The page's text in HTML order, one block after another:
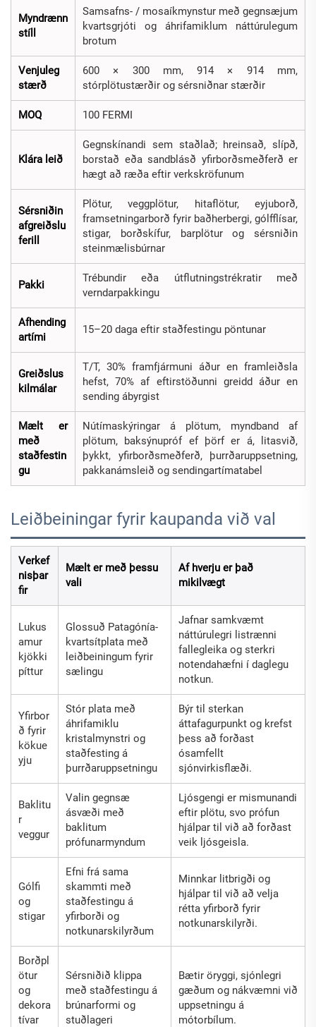
Myndrænn
stíll
Samsafns- / mosaíkmynstur með gegnsæjum
kvartsgrjóti og áhrifamiklum náttúrulegum
brotum
Venjuleg
stærð
600 × 300 mm, 914 × 914 mm,
stórplötustærðir og sérsniðnar stærðir
MOQ 100 FERMI
Klára leið
Gegnskínandi sem staðlað; hreinsað, slípð,
borstað eða sandblásð yfirborðsmeðferð er
hægt að ræða eftir verkskröfunum
Sérsniðin
afgreiðslu
ferill
Plötur, veggplötur, hitaflötur, eyjuborð,
framsetningarborð fyrir baðherbergi, gólfflísar,
stigar, borðskífur, barplötur og sérsniðin
steinmælisbúrnar
Pakki
Trébundir eða útflutningstrékratir með
verndarpakkingu
Afhending
artími
15–20 daga eftir staðfestingu pöntunar
Greiðslus
kilmálar
T/T, 30% framfjármuni áður en framleiðsla
hefst, 70% af eftirstöðunni greidd áður en
sending ábyrgist
Mælt er
með
staðfestin
gu
Nútímaskýringar á plötum, myndband af
plötum, baksýnupróf ef þörf er á, litasvið,
þykkt, yfirborðsmeðferð, þurrðaruppsetning,
pakkanámsleið og sendingartímatabel
Leiðbeiningar fyrir kaupanda við val
Verkef
nisþar
fir
Mælt er með þessu
vali
Af hverju er það
mikilvægt
Lukus
amur
kjökki
píttur
Glossuð Patagónía-
kvartsítplata með
leiðbeiningum fyrir
sælingu
Jafnar samkvæmt
náttúrulegri listrænni
fallegleika og sterkri
notendahæfni í daglegu
notkun.
Yfirbor
ð fyrir
kökue
yju
Stór plata með
áhrifamiklu
kristalmynstri og
staðfesting á
þurrðaruppsetningu
Býr til sterkan
áttafagurpunkt og krefst
þess að forðast
ósamfellt
sjónvirkisflæði.
Baklitu
r
veggur
Valin gegnsæ
ásvæði með
baklitum
prófunarmyndum
Ljósgengi er mismunandi
eftir plötu, svo prófun
hjálpar til við að forðast
veik ljósgeisla.
Gólfi
og
stigar
Efni frá sama
skammti með
staðfestingu á
yfirborði og
notkunarskilyrðum
Minnkar litbrigði og
hjálpar til við að velja
rétta yfirborð fyrir
notkunarskilyrði.
Borðpl
ötur
og
dekora
tívar
Sérsniðið klippa
með staðfestingu á
brúnarformi og
stuðlageri
Bætir öryggi, sjónlegri
gæðum og nákvæmni við
uppsetningu á
mótorbílum.